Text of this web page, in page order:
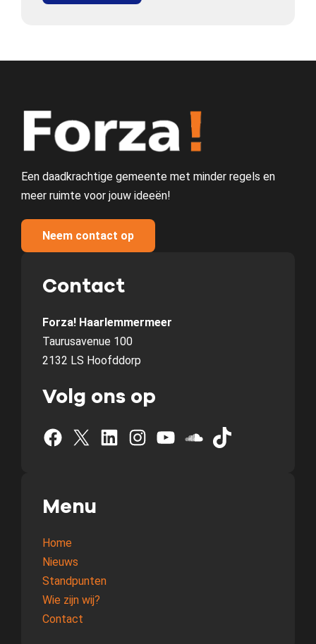
Een daadkrachtige gemeente met minder regels en
meer ruimte voor jouw ideeën!
Neem contact op
Contact
Forza! Haarlemmermeer
Taurusavenue 100
2132 LS Hoofddorp
Volg ons op
Facebook X LinkedIn Instagram YouTube SoundCloud TikTok
Menu
Home
Nieuws
Standpunten
Wie zijn wij?
Contact